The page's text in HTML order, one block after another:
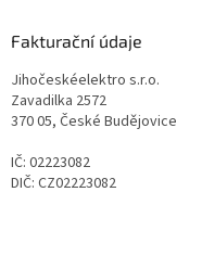
Fakturační údaje
Jihočeskéelektro s.r.o.
Zavadilka 2572
370 05, České Budějovice
IČ: 02223082
DIČ: CZ02223082